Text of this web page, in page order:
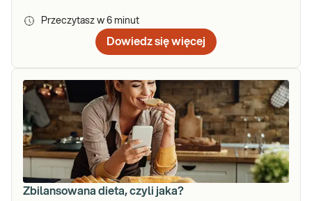
Przeczytasz w 6 minut
Dowiedz się więcej
Zbilansowana dieta, czyli jaka?